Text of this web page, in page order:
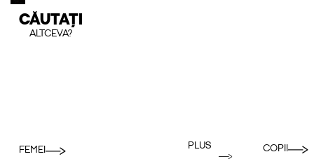
CĂUTAȚI
ALTCEVA?
FEMEI
PLUS
COPII